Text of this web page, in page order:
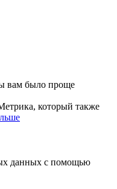
вам было проще
который также
данных с помощью